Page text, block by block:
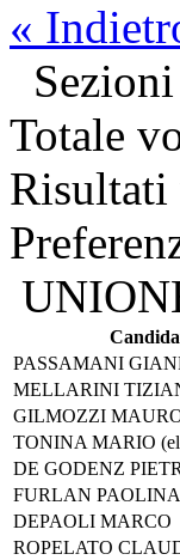
«
Totale
PASSAMANI
MELLARINI
GILMOZZI
TONINA MARIO
DE GODENZ
FURLAN PAOLINA
DEPAOLI MARCO
ROPELATO